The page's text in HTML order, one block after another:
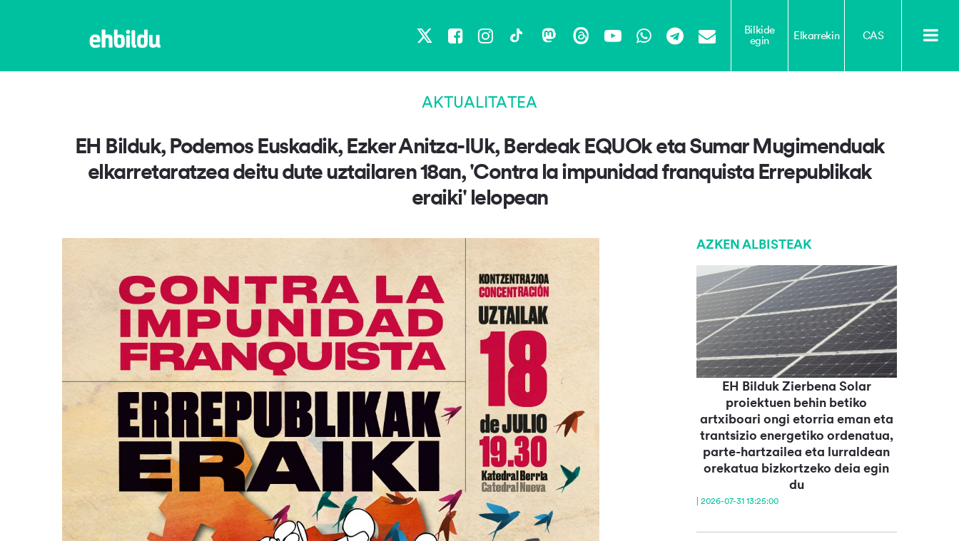
X Facebook
Instagram
TikTokMastodon
ThreadsYouTubeWhatsApp
Telegram
Email
Bilkide
egin
Elkarrekin CAS
AKTUALITATEA
EH Bilduk, Podemos Euskadik, Ezker Anitza-IUk, Berdeak EQUOk eta Sumar Mugimenduak
elkarretaratzea deitu dute uztailaren 18an, 'Contra la impunidad franquista Errepublikak
eraiki' lelopean
AZKEN ALBISTEAK
EH Bilduk Zierbena Solar
proiektuen behin betiko
artxiboari ongi etorria eman eta
trantsizio energetiko ordenatua,
parte-hartzailea eta lurraldean
orekatua bizkortzeko deia egin
du
| 2026-07-31 13:25:00